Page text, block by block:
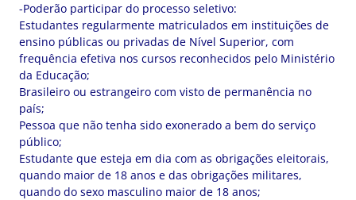
-Poderão participar do processo seletivo:
Estudantes regularmente matriculados em instituições de
ensino públicas ou privadas de Nível Superior, com
frequência efetiva nos cursos reconhecidos pelo Ministério
da Educação;
Brasileiro ou estrangeiro com visto de permanência no
país;
Pessoa que não tenha sido exonerado a bem do serviço
público;
Estudante que esteja em dia com as obrigações eleitorais,
quando maior de 18 anos e das obrigações militares,
quando do sexo masculino maior de 18 anos;